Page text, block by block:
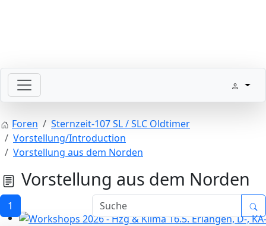
Bitte schickt Eure Datenkarten vor 82 an die Sternzeit
Foren
Sternzeit-107 SL / SLC Oldtimer
Vorstellung/Introduction
Vorstellung aus dem Norden
Vorstellung aus dem Norden
1